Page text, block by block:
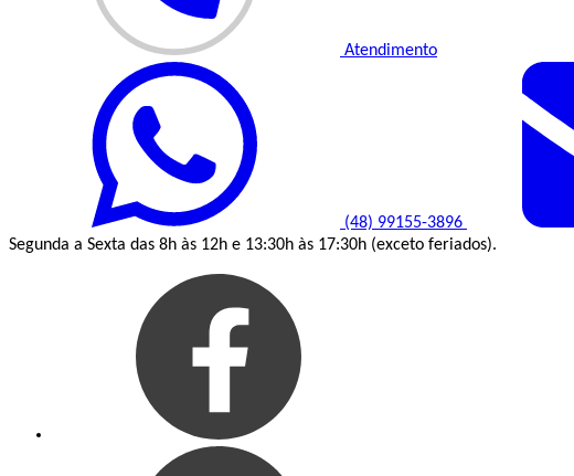
Atendimento
(48) 99155-3896
Segunda a Sexta das 8h às 12h e 13:30h às 17:30h (exceto feriados).